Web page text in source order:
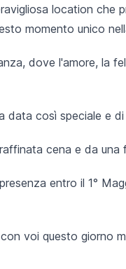
location che
momento unico
dove l'amore, la
data così speciale e
cena e da
entro il 1°
voi questo giorno